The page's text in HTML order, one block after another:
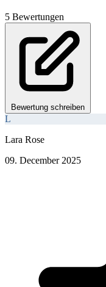
5 Bewertungen
Bewertung schreiben
L
Lara Rose
09. December 2025